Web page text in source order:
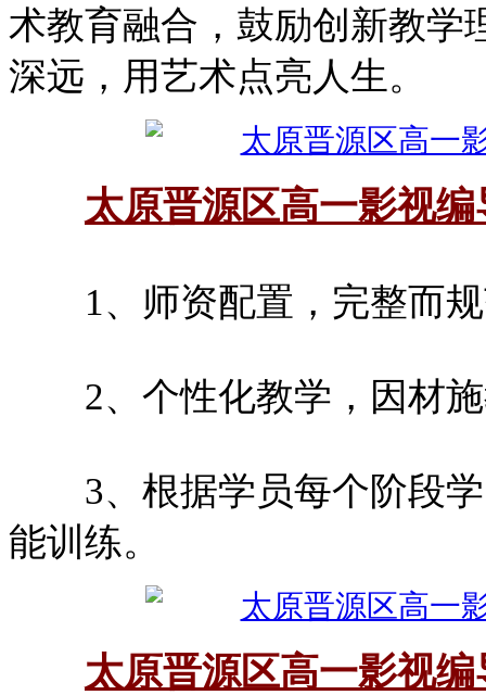
术教育融合，鼓励创新教学
深远，用艺术点亮人生。
太原晋源区高一影视
1、师资配置，完整而规
2、个性化教学，因材施
3、根据学员每个阶段学
能训练。
太原晋源区高一影视